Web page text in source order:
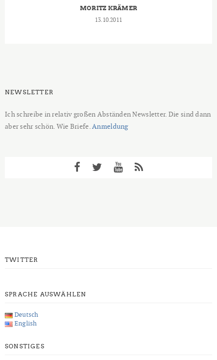
MORITZ KRÄMER
13.10.2011
NEWSLETTER
Ich schreibe in relativ großen Abständen Newsletter. Die sind dann
aber sehr schön. Wie Briefe.Anmeldung
TWITTER
SPRACHE AUSWÄHLEN
Deutsch
English
SONSTIGES